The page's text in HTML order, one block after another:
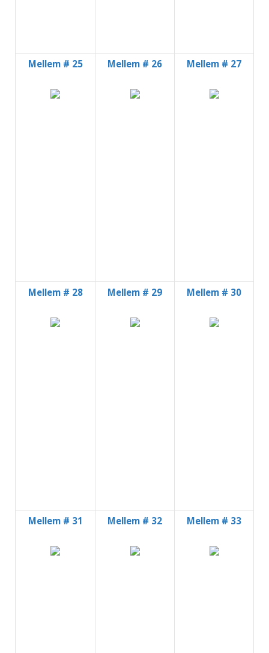
Mellem # 25 Mellem # 26 Mellem # 27
Mellem # 28 Mellem # 29 Mellem # 30
Mellem # 31 Mellem # 32 Mellem # 33